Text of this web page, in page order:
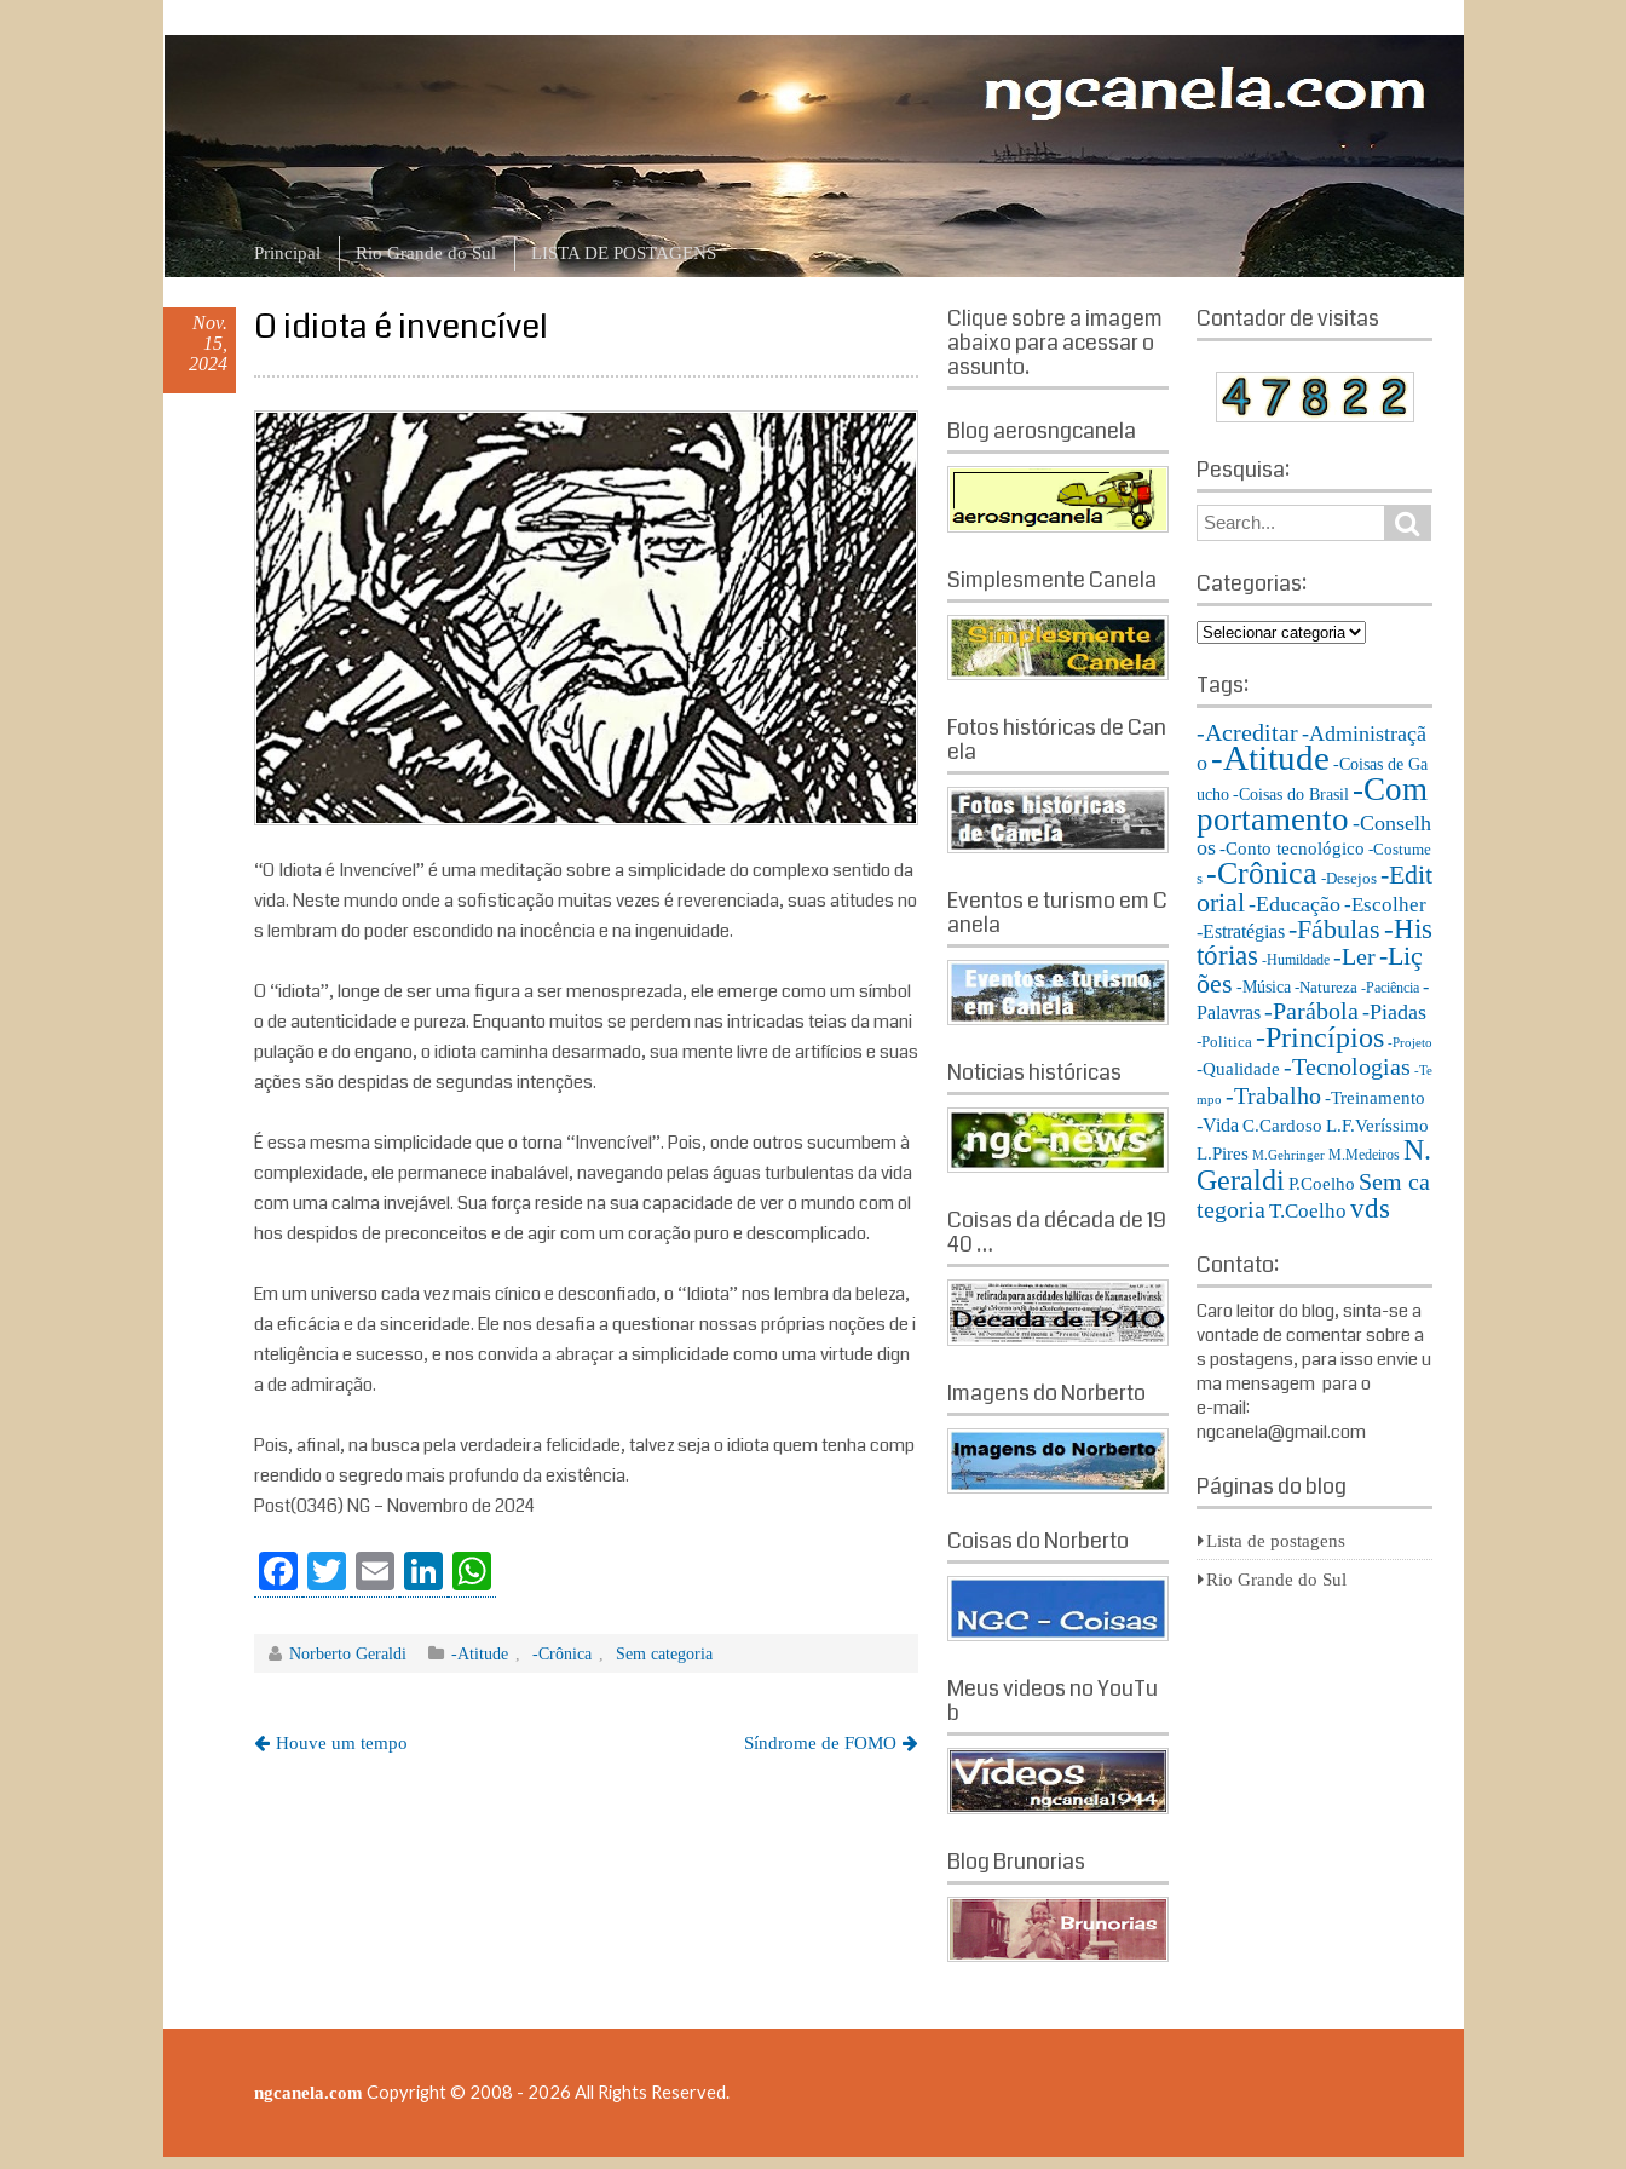
Atitude, comportamento e outras histórias.
Principal Rio Grande do Sul LISTA DE POSTAGENS
O idiota é invencível
Nov.
15,
2024
“O Idiota é Invencível” é uma meditação sobre a simplicidade do complexo sentido da
vida. Neste mundo onde a sofisticação muitas vezes é reverenciada, suas atitudes no
s lembram do poder escondido na inocência e na ingenuidade.
O “idiota”, longe de ser uma figura a ser menosprezada, ele emerge como um símbol
o de autenticidade e pureza. Enquanto muitos se perdem nas intricadas teias da mani
pulação e do engano, o idiota caminha desarmado, sua mente livre de artifícios e suas
ações são despidas de segundas intenções.
É essa mesma simplicidade que o torna “Invencível”. Pois, onde outros sucumbem à
complexidade, ele permanece inabalável, navegando pelas águas turbulentas da vida
com uma calma invejável. Sua força reside na sua capacidade de ver o mundo com ol
hos despidos de preconceitos e de agir com um coração puro e descomplicado.
Em um universo cada vez mais cínico e desconfiado, o “Idiota” nos lembra da beleza,
da eficácia e da sinceridade. Ele nos desafia a questionar nossas próprias noções de i
nteligência e sucesso, e nos convida a abraçar a simplicidade como uma virtude dign
a de admiração.
Pois, afinal, na busca pela verdadeira felicidade, talvez seja o idiota quem tenha comp
reendido o segredo mais profundo da existência.
Post(0346) NG – Novembro de 2024
Fa
ce
bo
T
wi
tte
E
m
ail
Li
nk
ed
ha
ts
Norberto Geraldi -Atitude , -Crônica , Sem categoria
Houve um tempo Síndrome de FOMO
Clique sobre a imagem
abaixo para acessar o
assunto.
Blog aerosngcanela
Simplesmente Canela
Fotos históricas de Can
ela
Eventos e turismo em C
anela
Noticias históricas
Coisas da década de 19
40 …
Imagens do Norberto
Coisas do Norberto
Meus videos no YouTu
b
Blog Brunorias
Contador de visitas
Pesquisa:
S
e
r
c
h
o
r:
e
Categorias:
C
t
e
r
i
a
s:
Tags:
-Acreditar-Administraçã
o -Atitude -Coisas de Ga
ucho -Coisas do Brasil -Com
portamento -Conselh
os -Conto tecnológico -Costume
s -Crônica -Desejos -Edit
orial -Educação-Escolher
-Estratégias -Fábulas-His
tórias -Humildade -Ler-Liç
ões -Música -Natureza -Paciência -
Palavras-Parábola -Piadas
-Politica -Princípios -Projeto
-Qualidade -Tecnologias -Te
mpo -Trabalho -Treinamento
-Vida C.Cardoso L.F.Veríssimo
L.Pires M.Gehringer M.Medeiros N.
Geraldi P.Coelho Sem ca
tegoria T.Coelho vds
Contato:
Caro leitor do blog, sinta-se a
vontade de comentar sobre a
s postagens, para isso envie u
ma mensagem para o
e-mail:
ngcanela@gmail.com
Páginas do blog
Lista de postagens
Rio Grande do Sul
ngcanela.com Copyright © 2008 - 2026 All Rights Reserved.